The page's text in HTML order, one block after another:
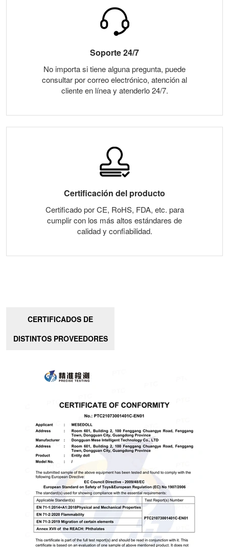
Soporte 24/7
No importa si tiene alguna pregunta, puede
consultar por correo electrónico, atención al
cliente en línea y atenderlo 24/7.
Certificación del producto
Certificado por CE, RoHS, FDA, etc. para
cumplir con los más altos estándares de
calidad y confiabilidad.
CERTIFICADOS DE
DISTINTOS PROVEEDORES